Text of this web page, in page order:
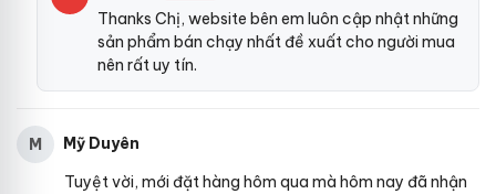
Thanks Chị, website bên em luôn cập nhật những
sản phẩm bán chạy nhất đề xuất cho người mua
nên rất uy tín.
M
Mỹ Duyên
Tuyệt vời, mới đặt hàng hôm qua mà hôm nay đã nhận